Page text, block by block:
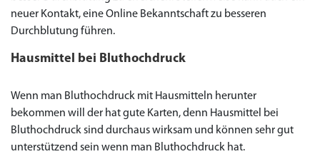
neuer Kontakt, eine Online Bekanntschaft zu besseren
Durchblutung führen.
Hausmittel bei Bluthochdruck
Wenn man Bluthochdruck mit Hausmitteln herunter
bekommen will der hat gute Karten, denn Hausmittel bei
Bluthochdruck sind durchaus wirksam und können sehr gut
unterstützend sein wenn man Bluthochdruck hat.